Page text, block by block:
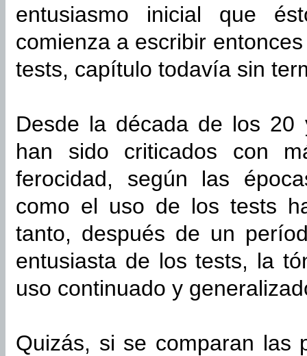
entusiasmo inicial que
comienza a escribir
tests, capítulo todavía sin
Desde la década de los
han sido criticados con
ferocidad, según las
como el uso de los tests
tanto, después de un
entusiasta de los tests, la
uso continuado y
Quizás, si se comparan las